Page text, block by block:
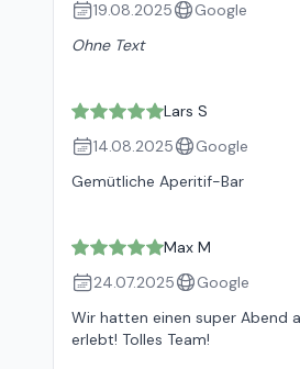
19.08.2025
Google
Ohne Text
Lars S
14.08.2025
Google
Gemütliche Aperitif-Bar
Max M
24.07.2025
Google
Wir hatten einen super Abend
erlebt! Tolles Team!